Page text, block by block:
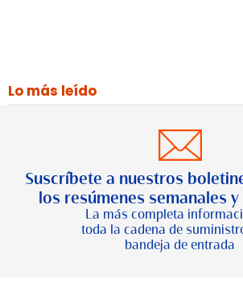
Lo más leído
Suscríbete a nuestros
los resúmenes semanales
La más completa
toda la cadena de
bandeja de entrada